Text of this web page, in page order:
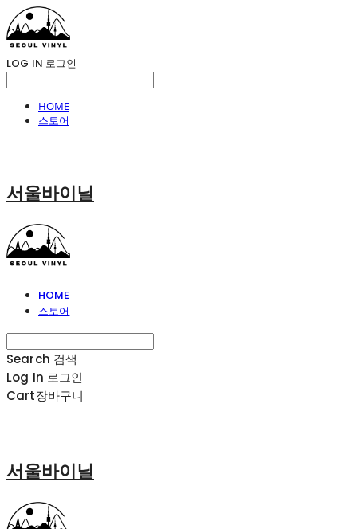
LOG IN 로그인
HOME
스토어
서울바이닐
HOME
스토어
Search 검색
Log In 로그인
Cart장바구니
서울바이닐